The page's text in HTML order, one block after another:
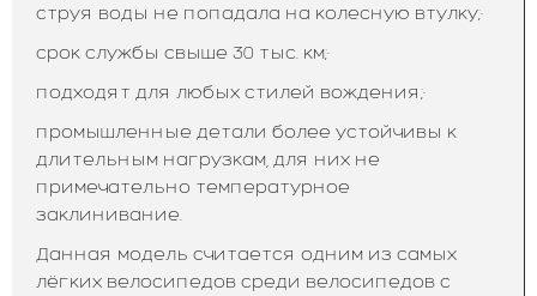
струя воды не попадала на колесную втулку;·
срок службы свыше 30 тыс. км;·
подходят для любых стилей вождения;·
промышленные детали более устойчивы к
длительным нагрузкам, для них не
примечательно температурное
заклинивание.
Данная модель считается одним из самых
лёгких велосипедов среди велосипедов с